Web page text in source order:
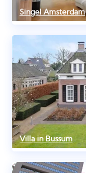
Singel Amsterdam
Villa in Bussum